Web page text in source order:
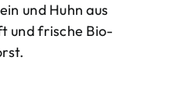
und Huhn aus
und frische Bio-